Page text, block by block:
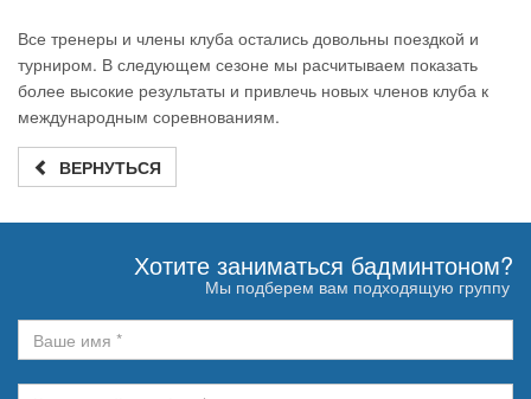
Все тренеры и члены клуба остались довольны поездкой и
турниром. В следующем сезоне мы расчитываем показать
более высокие результаты и привлечь новых членов клуба к
международным соревнованиям.
ВЕРНУТЬСЯ
Хотите заниматься бадминтоном?
Мы подберем вам подходящую группу